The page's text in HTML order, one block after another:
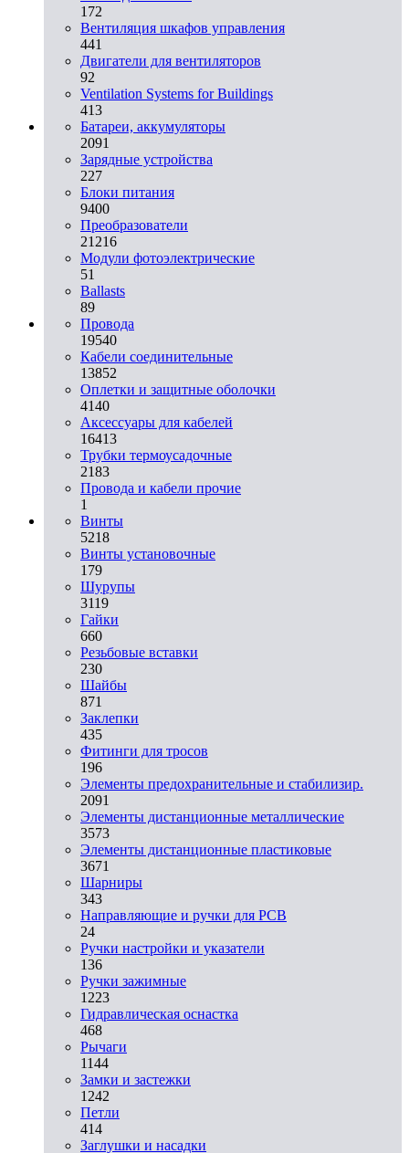
172
Вентиляция шкафов управления
441
Двигатели для вентиляторов
92
Ventilation Systems for Buildings
413
Батареи, аккумуляторы
2091
Зарядные устройства
227
Блоки питания
9400
Преобразователи
21216
Модули фотоэлектрические
51
Ballasts
89
Провода
19540
Кабели соединительные
13852
Оплетки и защитные оболочки
4140
Аксессуары для кабелей
16413
Трубки термоусадочные
2183
Провода и кабели прочие
1
Винты
5218
Винты установочные
179
Шурупы
3119
Гайки
660
Резьбовые вставки
230
Шайбы
871
Заклепки
435
Фитинги для тросов
196
Элементы предохранительные и стабилизир.
2091
Элементы дистанционные металлические
3573
Элементы дистанционные пластиковые
3671
Шарниры
343
Направляющие и ручки для PCB
24
Ручки настройки и указатели
136
Ручки зажимные
1223
Гидравлическая оснастка
468
Рычаги
1144
Замки и застежки
1242
Петли
414
Заглушки и насадки